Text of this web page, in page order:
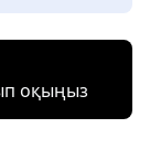
оқыңыз